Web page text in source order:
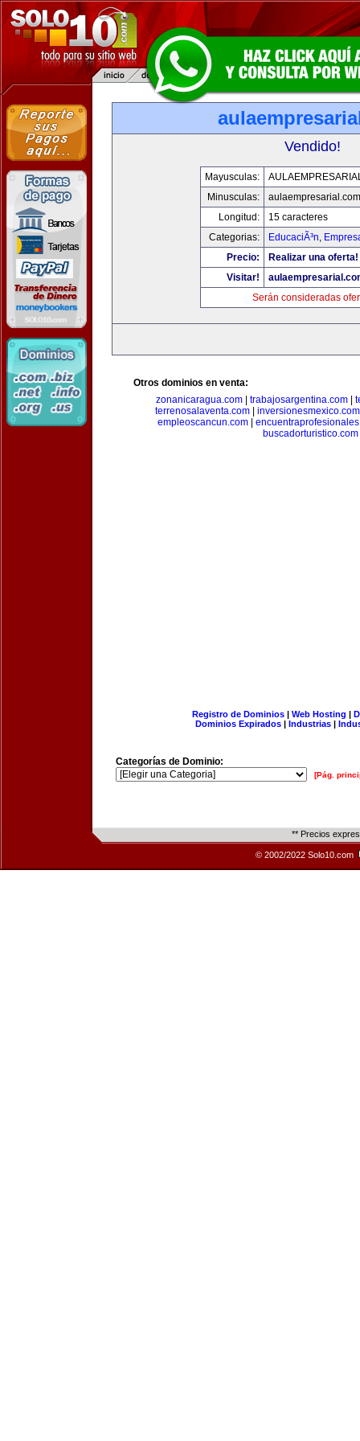
Vendido!
Mayusculas:
Minusculas:
aulaempresarial.com
Longitud:
15 caracteres
Categorias:
EducaciÃ³n,
Precio:
Realizar una oferta!
Visitar!
Serán consideradas
Otros dominios en venta:
zonanicaragua.com
trabajosargentina.com
terrenosalaventa.com| inversionesmexico.com
empleoscancun.com
buscadorturistico.com
Registro de Dominios| Web Hosting |
Dominios Expirados | Industrias |
Categorías de Dominio:
[Pág.
** Precios
© 2002/2022 Solo10.com